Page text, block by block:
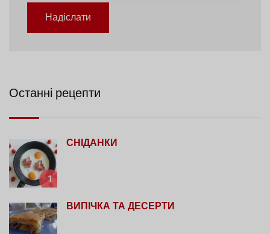
Надіслати
Останні рецепти
1
СНІДАНКИ
ВИПІЧКА ТА ДЕСЕРТИ